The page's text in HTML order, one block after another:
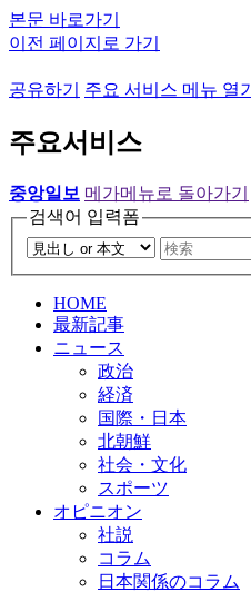
본문 바로가기
이전 페이지로 가기
공유하기 주요 서비스 메뉴 열기
주요서비스
중앙일보 메가메뉴로 돌아가기
검색어 입력폼
HOME
最新記事
ニュース
政治
経済
国際・日本
北朝鮮
社会・文化
スポーツ
オピニオン
社説
コラム
日本関係のコラム